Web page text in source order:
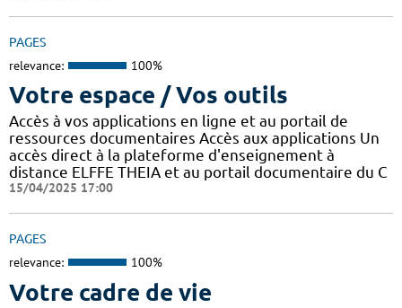
PAGES
relevance: 100%
Votre espace / Vos outils
Accès à vos applications en ligne et au portail de
ressources documentaires Accès aux applications Un
accès direct à la plateforme d'enseignement à
distance ELFFE THEIA et au portail documentaire du C
15/04/2025 17:00
PAGES
relevance: 100%
Votre cadre de vie